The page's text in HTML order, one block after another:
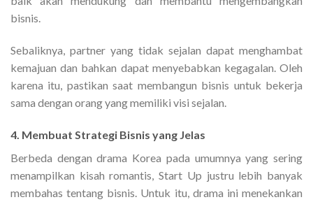
bisnis.
Sebaliknya, partner yang tidak sejalan dapat menghambat
kemajuan dan bahkan dapat menyebabkan kegagalan. Oleh
karena itu, pastikan saat membangun bisnis untuk bekerja
sama dengan orang yang memiliki visi sejalan.
4. Membuat Strategi Bisnis yang Jelas
Berbeda dengan drama Korea pada umumnya yang sering
menampilkan kisah romantis, Start Up justru lebih banyak
membahas tentang bisnis. Untuk itu, drama ini menekankan